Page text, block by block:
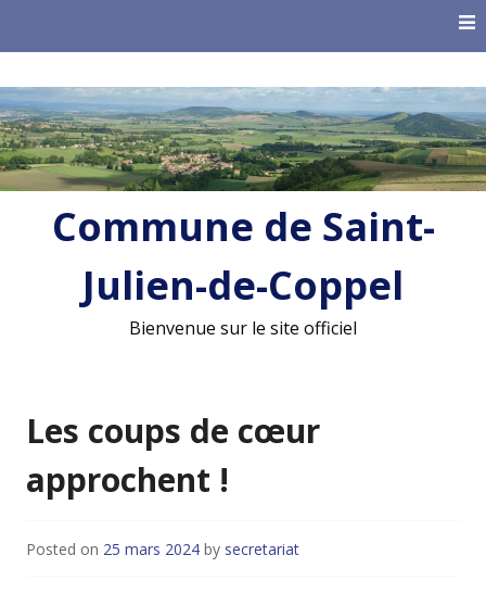
Commune de Saint-
Julien-de-Coppel
Bienvenue sur le site officiel
Les coups de cœur
approchent !
Posted on 25 mars 2024 by secretariat